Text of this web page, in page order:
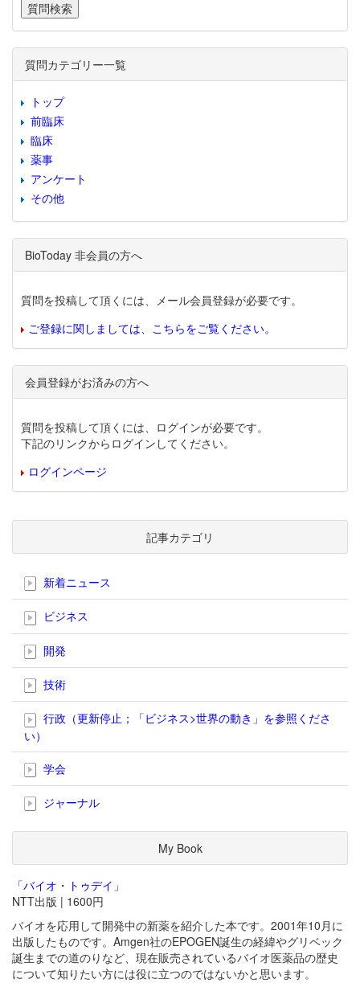
質問カテゴリー一覧
トップ
前臨床
臨床
薬事
アンケート
その他
BioToday 非会員の方へ
質問を投稿して頂くには、メール会員登録が必要です。
ご登録に関しましては、こちらをご覧ください。
会員登録がお済みの方へ
質問を投稿して頂くには、ログインが必要です。
下記のリンクからログインしてください。
ログインページ
記事カテゴリ
新着ニュース
ビジネス
開発
技術
行政（更新停止；「ビジネス>世界の動き」を参照くださ
い）
学会
ジャーナル
My Book
「バイオ・トゥデイ」
NTT出版 | 1600円
バイオを応用して開発中の新薬を紹介した本です。2001年10月に
出版したものです。Amgen社のEPOGEN誕生の経緯やグリベック
誕生までの道のりなど、現在販売されているバイオ医薬品の歴史
について知りたい方には役に立つのではないかと思います。